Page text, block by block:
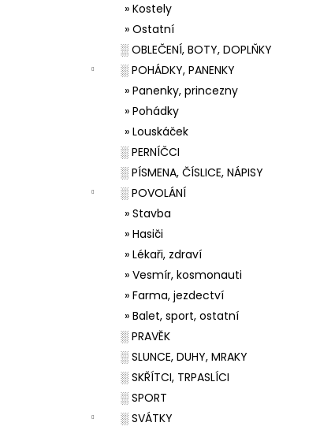
» Kostely
» Ostatní
░ OBLEČENÍ, BOTY, DOPLŇKY
░ POHÁDKY, PANENKY
» Panenky, princezny
» Pohádky
» Louskáček
░ PERNÍČCI
░ PÍSMENA, ČÍSLICE, NÁPISY
░ POVOLÁNÍ
» Stavba
» Hasiči
» Lékaři, zdraví
» Vesmír, kosmonauti
» Farma, jezdectví
» Balet, sport, ostatní
░ PRAVĚK
░ SLUNCE, DUHY, MRAKY
░ SKŘÍTCI, TRPASLÍCI
░ SPORT
░ SVÁTKY